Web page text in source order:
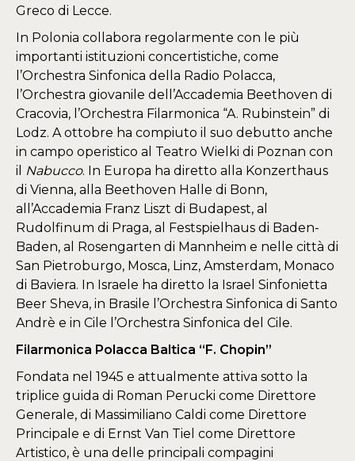
Greco di Lecce.
In Polonia collabora regolarmente con le più
importanti istituzioni concertistiche, come
l’Orchestra Sinfonica della Radio Polacca,
l’Orchestra giovanile dell’Accademia Beethoven di
Cracovia, l’Orchestra Filarmonica “A. Rubinstein” di
Lodz. A ottobre ha compiuto il suo debutto anche
in campo operistico al Teatro Wielki di Poznan con
il
Nabucco. In Europa ha diretto alla Konzerthaus
di Vienna, alla Beethoven Halle di Bonn,
all’Accademia Franz Liszt di Budapest, al
Rudolfinum di Praga, al Festspielhaus di Baden-
Baden, al Rosengarten di Mannheim e nelle città di
San Pietroburgo, Mosca, Linz, Amsterdam, Monaco
di Baviera. In Israele ha diretto la Israel Sinfonietta
Beer Sheva, in Brasile l’Orchestra Sinfonica di Santo
Andrè e in Cile l’Orchestra Sinfonica del Cile.
Filarmonica Polacca Baltica “F. Chopin”
Fondata nel 1945 e attualmente attiva sotto la
triplice guida di Roman Perucki come Direttore
Generale, di Massimiliano Caldi come Direttore
Principale e di Ernst Van Tiel come Direttore
Artistico, è una delle principali compagini